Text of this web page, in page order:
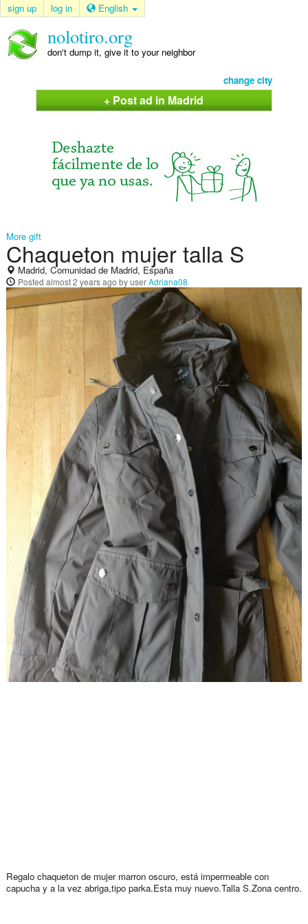
sign up log in English
nolotiro.org
don't dump it, give it to your neighbor
change city
+ Post ad in Madrid
More gift
Chaqueton mujer talla S
Madrid, Comunidad de Madrid, España
Posted almost 2 years ago by userAdriana08
Regalo chaqueton de mujer marron oscuro, está impermeable con
capucha y a la vez abriga,tipo parka.Esta muy nuevo.Talla S.Zona centro.